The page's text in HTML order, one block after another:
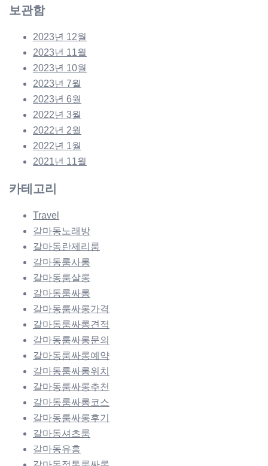
보관함
2023년 12월
2023년 11월
2023년 10월
2023년 7월
2023년 6월
2022년 3월
2022년 2월
2022년 1월
2021년 11월
카테고리
Travel
갈마동노래방
갈마동란제리룸
갈마동룸사롱
갈마동룸살롱
갈마동룸싸롱
갈마동룸싸롱가격
갈마동룸싸롱견적
갈마동룸싸롱문의
갈마동룸싸롱예약
갈마동룸싸롱위치
갈마동룸싸롱추천
갈마동룸싸롱코스
갈마동룸싸롱후기
갈마동셔츠룸
갈마동유흥